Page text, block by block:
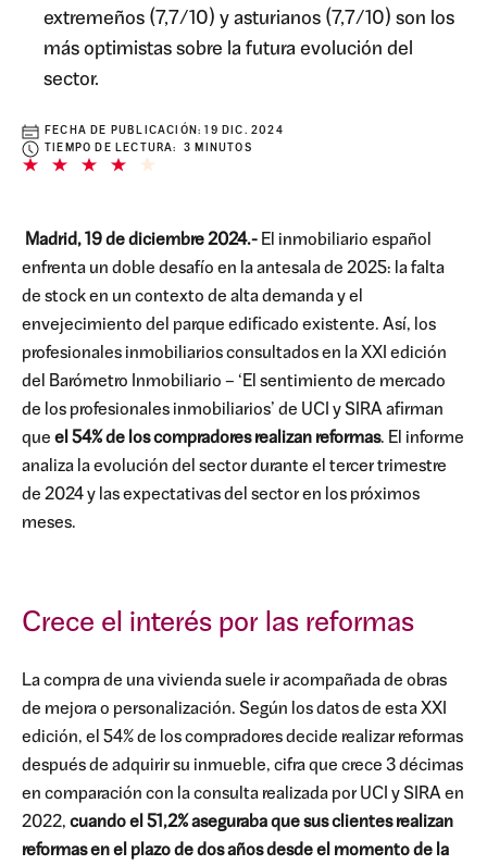
extremeños (7,7/10) y asturianos (7,7/10) son los
más optimistas sobre la futura evolución del
sector.
FECHA DE PUBLICACIÓN:19 DIC. 2024
TIEMPO DE LECTURA: 3 MINUTOS
Madrid, 19 de diciembre 2024.- El inmobiliario español
enfrenta un doble desafío en la antesala de 2025: la falta
de stock en un contexto de alta demanda y el
envejecimiento del parque edificado existente. Así, los
profesionales inmobiliarios consultados en la XXI edición
del Barómetro Inmobiliario – ‘El sentimiento de mercado
de los profesionales inmobiliarios’ de UCI y SIRA afirman
que el 54% de los compradores realizan reformas. El informe
analiza la evolución del sector durante el tercer trimestre
de 2024 y las expectativas del sector en los próximos
meses.
Crece el interés por las reformas
La compra de una vivienda suele ir acompañada de obras
de mejora o personalización. Según los datos de esta XXI
edición, el 54% de los compradores decide realizar reformas
después de adquirir su inmueble, cifra que crece 3 décimas
en comparación con la consulta realizada por UCI y SIRA en
2022, cuando el 51,2% aseguraba que sus clientes realizan
reformas en el plazo de dos años desde el momento de la